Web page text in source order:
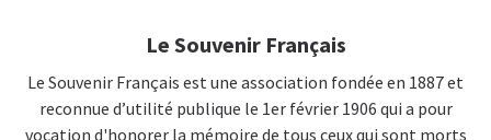
Le Souvenir Français
Le Souvenir Français est une association fondée en 1887 et
reconnue d’utilité publique le 1er février 1906 qui a pour
vocation d'honorer la mémoire de tous ceux qui sont morts